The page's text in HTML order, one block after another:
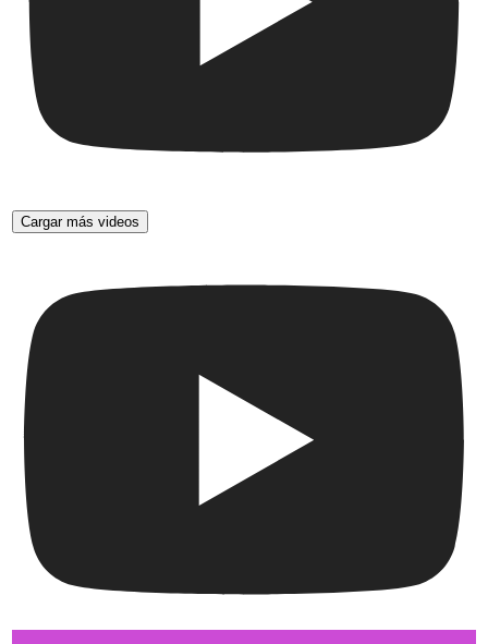
Cargar más videos